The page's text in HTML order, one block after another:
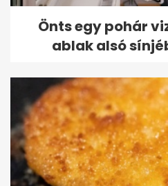
Önts egy pohár
ablak alsó